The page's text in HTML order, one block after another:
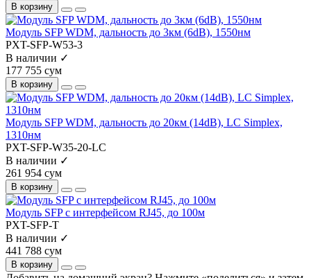
В корзину
Модуль SFP WDM, дальность до 3км (6dB), 1550нм
PXT-SFP-W53-3
В наличии ✓
177 755 сум
В корзину
Модуль SFP WDM, дальность до 20км (14dB), LC Simplex,
1310нм
PXT-SFP-W35-20-LC
В наличии ✓
261 954 сум
В корзину
Модуль SFP с интерфейсом RJ45, до 100м
PXT-SFP-T
В наличии ✓
441 788 сум
В корзину